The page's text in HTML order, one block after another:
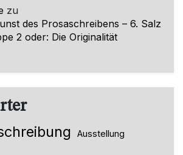
zu
des Prosaschreibens – 6. Salz
2 oder: Die Originalität
Ausstellung